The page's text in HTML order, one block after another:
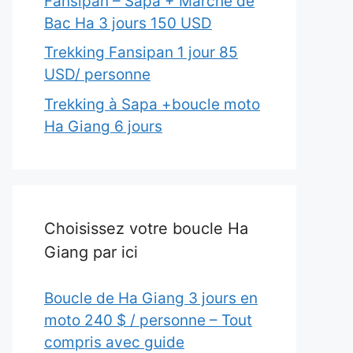
Bac Ha 3 jours 150 USD
Trekking Fansipan 1 jour 85
USD/ personne
Trekking à Sapa +boucle moto
Ha Giang 6 jours
Choisissez votre boucle Ha
Giang par ici
Boucle de Ha Giang 3 jours en
moto 240 $ / personne – Tout
compris avec guide